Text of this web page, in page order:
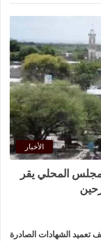
الأخبار
المحلي يقر
الشهادات الصادرة